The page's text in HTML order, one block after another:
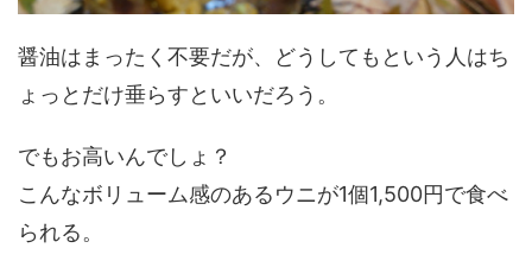
醤油はまったく不要だが、どうしてもという人はち
ょっとだけ垂らすといいだろう。
でもお高いんでしょ？
こんなボリューム感のあるウニが1個1,500円で食べ
られる。